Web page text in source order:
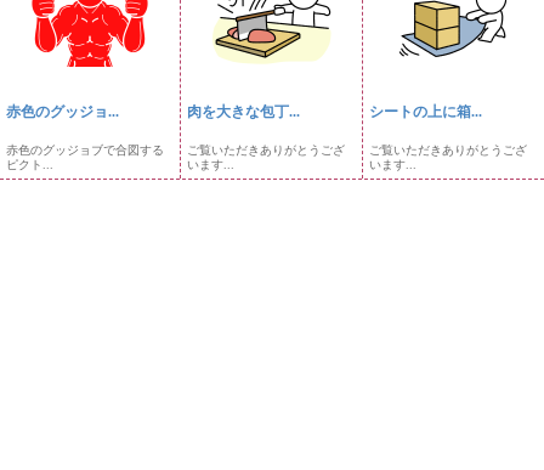
赤色のグッジョ...
赤色のグッジョブで合図する
ピクト...
肉を大きな包丁...
ご覧いただきありがとうござ
います...
シートの上に箱...
ご覧いただきありがとうござ
います...